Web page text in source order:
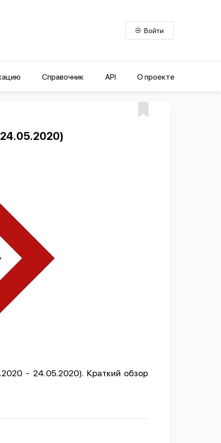
Войти
Справочник API О проекте
- 24.05.2020). Краткий обзор